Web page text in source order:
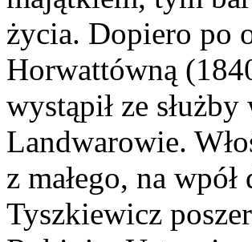
życia. Dopiero po
Horwattówną
wystąpił ze
Landwarowie.
z małego, na
Tyszkiewicz